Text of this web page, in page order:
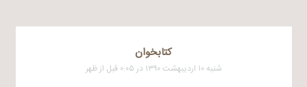
کتابخوان
شنبه ۱۰ اردیبهشت ۱۳۹۰ در ۰:۰۵ قبل از ظهر